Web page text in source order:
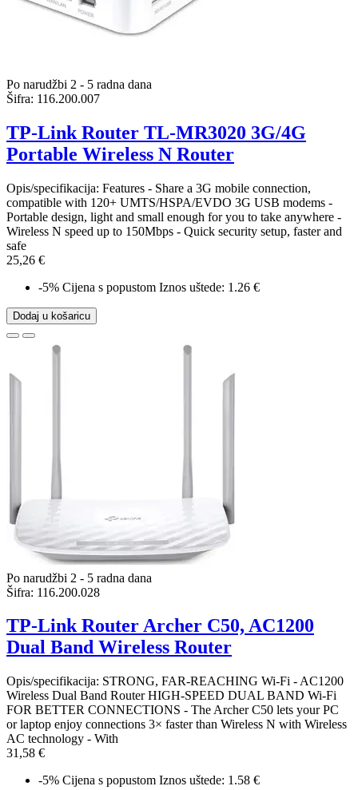
Po narudžbi 2 - 5 radna dana
Šifra: 116.200.007
TP-Link Router TL-MR3020 3G/4G
Portable Wireless N Router
Opis/specifikacija: Features - Share a 3G mobile connection,
compatible with 120+ UMTS/HSPA/EVDO 3G USB modems -
Portable design, light and small enough for you to take anywhere -
Wireless N speed up to 150Mbps - Quick security setup, faster and
safe
25,26 €
-5% Cijena s popustom Iznos uštede: 1.26 €
Dodaj u košaricu
Po narudžbi 2 - 5 radna dana
Šifra: 116.200.028
TP-Link Router Archer C50, AC1200
Dual Band Wireless Router
Opis/specifikacija: STRONG, FAR-REACHING Wi-Fi - AC1200
Wireless Dual Band Router HIGH-SPEED DUAL BAND Wi-Fi
FOR BETTER CONNECTIONS - The Archer C50 lets your PC
or laptop enjoy connections 3× faster than Wireless N with Wireless
AC technology - With
31,58 €
-5% Cijena s popustom Iznos uštede: 1.58 €